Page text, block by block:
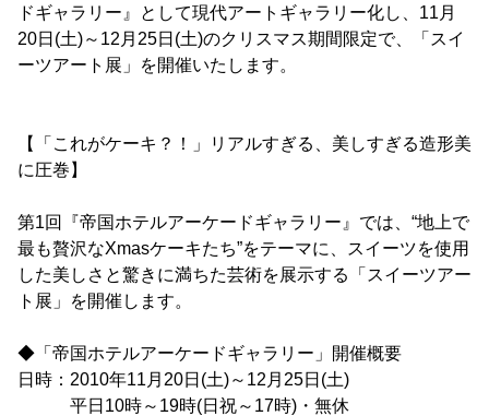
ドギャラリー』として現代アートギャラリー化し、11月
20日(土)～12月25日(土)のクリスマス期間限定で、「スイ
ーツアート展」を開催いたします。
【「これがケーキ？！」リアルすぎる、美しすぎる造形美
に圧巻】
第1回『帝国ホテルアーケードギャラリー』では、“地上で
最も贅沢なXmasケーキたち”をテーマに、スイーツを使用
した美しさと驚きに満ちた芸術を展示する「スイーツアー
ト展」を開催します。
◆「帝国ホテルアーケードギャラリー」開催概要
日時：2010年11月20日(土)～12月25日(土)
平日10時～19時(日祝～17時)・無休